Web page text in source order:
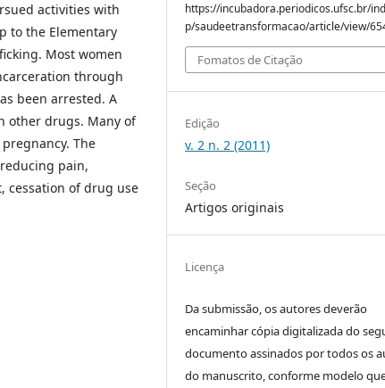
activities with
to the Elementary
Most women
through
been arrested. A
other drugs. Many of
The
pain,
cessation of drug use
https://incubadora.periodicos.ufsc.br/
p/saudeetransformacao/article/view/
Fomatos de Citação
Edição
v. 2 n. 2 (2011)
Seção
Artigos originais
Licença
Da submissão, os autores deverão
encaminhar cópia digitalizada do
documento assinados por todos os
do manuscrito, conforme modelo